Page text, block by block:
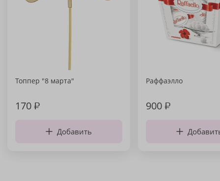
Топпер "8 марта"
170₽
Добавить
Раффаэлло
900₽